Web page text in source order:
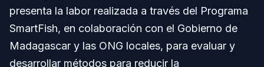
presenta la labor realizada a través del Programa
SmartFish, en colaboración con el Gobierno de
Madagascar y las ONG locales, para evaluar y
desarrollar métodos para reducir la